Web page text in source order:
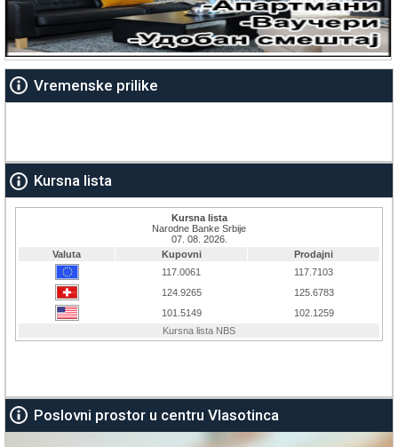
Vremenske prilike
Kursna lista
Poslovni prostor u centru Vlasotinca